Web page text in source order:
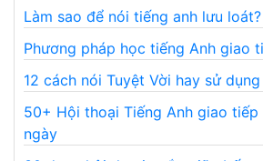
Làm sao để nói tiếng anh lưu loát?
Phương pháp học tiếng Anh giao
12 cách nói Tuyệt Vời hay sử
50+ Hội thoại Tiếng Anh giao
ngày